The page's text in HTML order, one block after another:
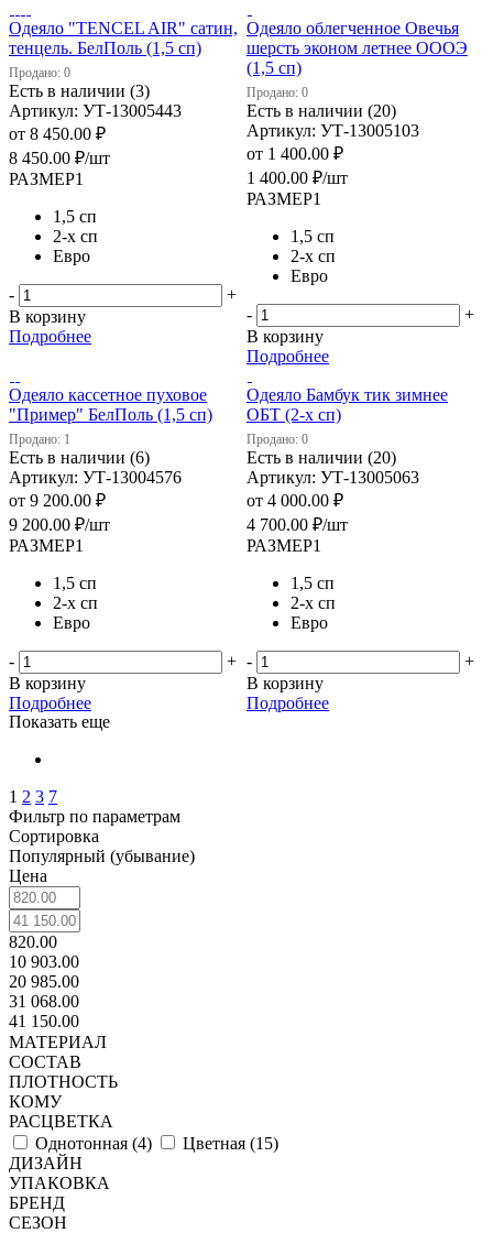
Одеяло "TENCEL AIR" сатин,
тенцель. БелПоль (1,5 сп)
Продано: 0
Есть в наличии (3)
Артикул: УТ-13005443
от 8 450.00 ₽
8 450.00 ₽/шт
РАЗМЕР1
1,5 сп
2-х сп
Евро
-
+
В корзину
Подробнее
Одеяло облегченное Овечья
шерсть эконом летнее ОООЭ
(1,5 сп)
Продано: 0
Есть в наличии (20)
Артикул: УТ-13005103
от 1 400.00 ₽
1 400.00 ₽/шт
РАЗМЕР1
1,5 сп
2-х сп
Евро
-
+
В корзину
Подробнее
Одеяло кассетное пуховое
"Пример" БелПоль (1,5 сп)
Продано: 1
Есть в наличии (6)
Артикул: УТ-13004576
от 9 200.00 ₽
9 200.00 ₽/шт
РАЗМЕР1
1,5 сп
2-х сп
Евро
-
+
В корзину
Подробнее
Одеяло Бамбук тик зимнее
ОБТ (2-х сп)
Продано: 0
Есть в наличии (20)
Артикул: УТ-13005063
от 4 000.00 ₽
4 700.00 ₽/шт
РАЗМЕР1
1,5 сп
2-х сп
Евро
-
+
В корзину
Подробнее
Показать еще
1 2 3 7
Фильтр по параметрам
Сортировка
Популярный (убывание)
Цена
820.00
10 903.00
20 985.00
31 068.00
41 150.00
МАТЕРИАЛ
СОСТАВ
ПЛОТНОСТЬ
КОМУ
РАСЦВЕТКА
Однотонная (4) Цветная (15)
ДИЗАЙН
УПАКОВКА
БРЕНД
СЕЗОН